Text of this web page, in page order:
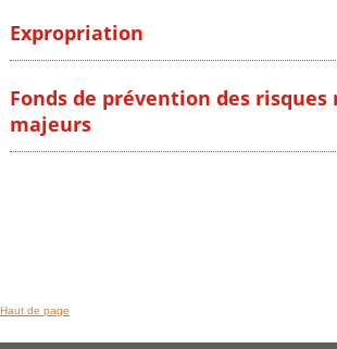
Expropriation
Fonds de prévention des
majeurs
Haut de page